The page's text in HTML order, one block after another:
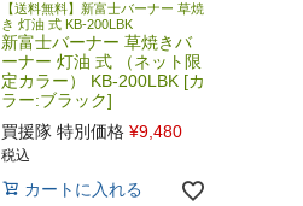
【送料無料】新富士バーナー 草焼
き 灯油 式 KB-200LBK
新富士バーナー 草焼きバ
ーナー 灯油 式 （ネット限
定カラー） KB-200LBK [カ
ラー:ブラック]
買援隊 特別価格 ¥9,480
税込
カートに入れる